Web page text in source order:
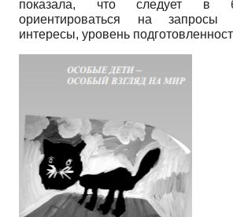
показала, что следует в
ориентироваться на запросы
интересы, уровень